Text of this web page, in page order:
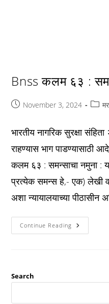
Bnss कलम ६३ :
PostNovember 3, 2024
Post
भारतीय नागरिक सुरक्षा
राहण्यास भाग
कलम ६३ : समन्साचा नमुना :
प्रत्येक समन्स हे,- एक) लेखी व
अशा न्यायालयाच्या पीठासीन
Continue Reading Bnss
कलम
Search